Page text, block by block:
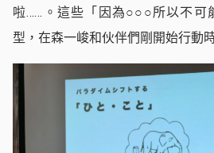
啦……。這些「因為○○○所以不可
型，在森一峻和伙伴們剛開始行動